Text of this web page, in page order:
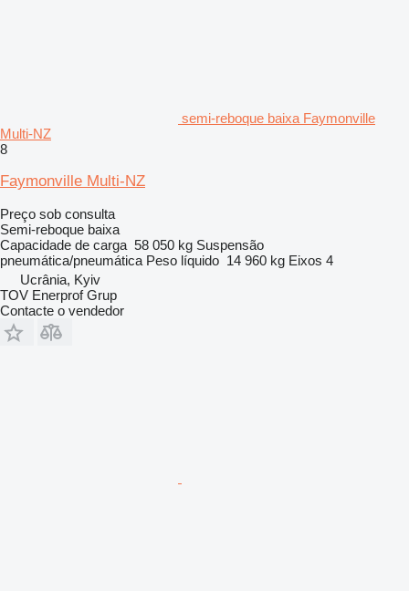
semi-reboque baixa Faymonville
Multi-NZ
8
Faymonville Multi-NZ
Preço sob consulta
Semi-reboque baixa
Capacidade de carga 58 050 kg Suspensão
pneumática/pneumática Peso líquido 14 960 kg Eixos 4
Ucrânia, Kyiv
TOV Enerprof Grup
Contacte o vendedor